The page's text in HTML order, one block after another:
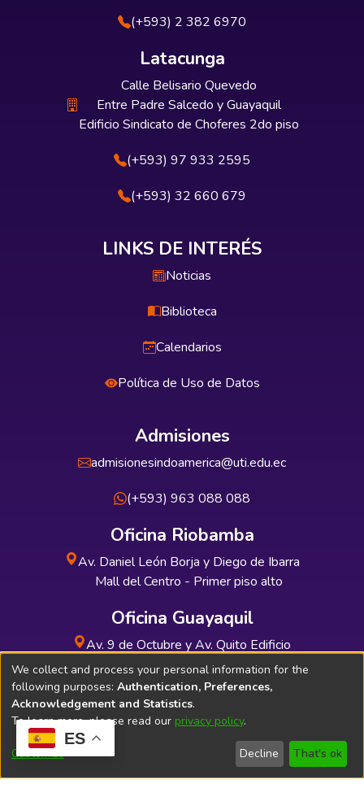
ES
(+593) 2 382 6970
Latacunga
Calle Belisario Quevedo
Entre Padre Salcedo y Guayaquil
Edificio Sindicato de Choferes 2do piso
(+593) 97 933 2595
(+593) 32 660 679
LINKS DE INTERÉS
Noticias
Biblioteca
Calendarios
Política de Uso de Datos
Admisiones
admisionesindoamerica@uti.edu.ec
(+593) 963 088 088
Oficina Riobamba
Av. Daniel León Borja y Diego de Ibarra
Mall del Centro - Primer piso alto
Oficina Guayaquil
Av. 9 de Octubre y Av. Quito Edificio
INDUAUTO - Planta baja
Soporte Técnico Bibliolatino.com
We collect and process your personal information for the
following purposes: Authentication, Preferences,
Acknowledgement and Statistics.
To learn more, please read our privacy policy.
Customize Decline That's ok